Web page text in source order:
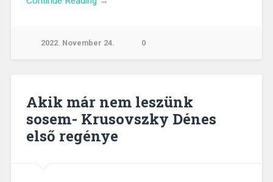
2022. November 24. 0
Akik már nem leszünk
sosem- Krusovszky Dénes
első regénye